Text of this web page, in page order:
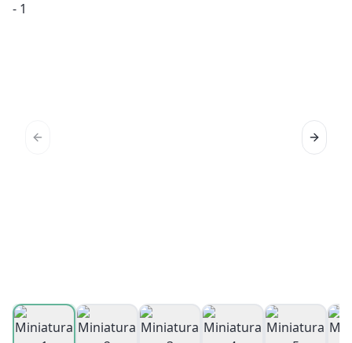
Previous slide Next